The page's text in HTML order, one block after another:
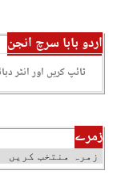
اردو بابا سرچ انجن
زمرے